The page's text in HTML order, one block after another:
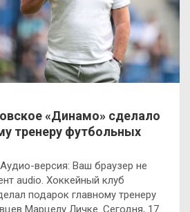
«Динамо» сделало
тренеру футбольных
версия: Ваш браузер не
audio. Хоккейный клуб
подарок главному тренеру
Марцелу Личке. Сегодня, 17